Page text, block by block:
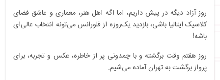
روز آزاد دیگه‌ در پیش داریم، اما اگه اهل هنر، معماری و عاشق فضای
کلاسیک ایتالیا باشی، بازدید یک‌روزه از فلورانس می‌تونه انتخاب عالی‌ای
باشه!
روز هفتم وقت برگشته و با چمدونی پر از خاطره، عکس و تجربه، برای
پرواز برگشت به تهران آماده‌ می‌شیم.